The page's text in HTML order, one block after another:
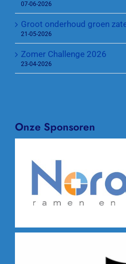
07-06-2026
Groot onderhoud groen
21-05-2026
Zomer Challenge 2026
23-04-2026
Onze Sponsoren